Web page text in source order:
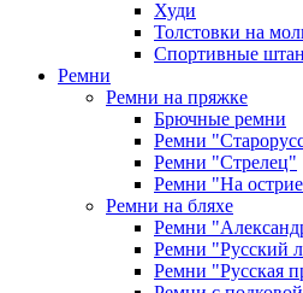
Худи
Толстовки на
Спортивные
Ремни
Ремни на пряжке
Брючные ремни
Ремни
Ремни "Стрелец"
Ремни "На
Ремни на бляхе
Ремни
Ремни "Русский
Ремни "Русская